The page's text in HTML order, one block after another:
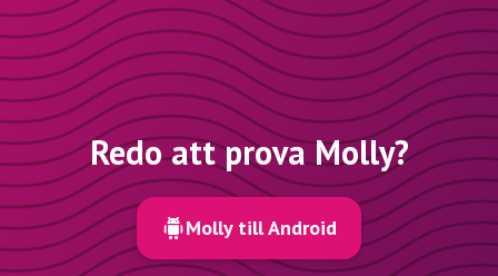
Redo att prova Molly?
Molly till Android